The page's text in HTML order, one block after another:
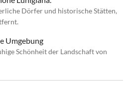
Dörfer und historische Stätten,
Umgebung
Schönheit der Landschaft von